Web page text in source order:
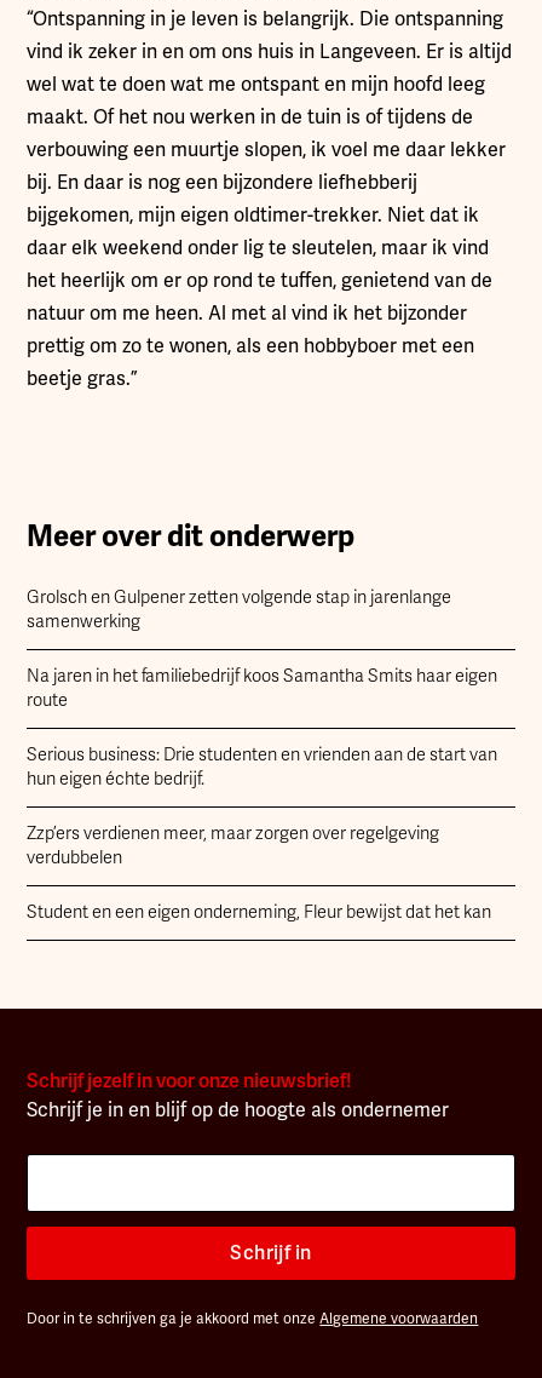
“Ontspanning in je leven is belangrijk. Die ontspanning
vind ik zeker in en om ons huis in Langeveen. Er is altijd
wel wat te doen wat me ontspant en mijn hoofd leeg
maakt. Of het nou werken in de tuin is of tijdens de
verbouwing een muurtje slopen, ik voel me daar lekker
bij. En daar is nog een bijzondere liefhebberij
bijgekomen, mijn eigen oldtimer-trekker. Niet dat ik
daar elk weekend onder lig te sleutelen, maar ik vind
het heerlijk om er op rond te tuffen, genietend van de
natuur om me heen. Al met al vind ik het bijzonder
prettig om zo te wonen, als een hobbyboer met een
beetje gras.”
Meer over dit onderwerp
Grolsch en Gulpener zetten volgende stap in jarenlange
samenwerking
Na jaren in het familiebedrijf koos Samantha Smits haar eigen
route
Serious business: Drie studenten en vrienden aan de start van
hun eigen échte bedrijf.
Zzp’ers verdienen meer, maar zorgen over regelgeving
verdubbelen
Student en een eigen onderneming, Fleur bewijst dat het kan
Schrijf jezelf in voor onze nieuwsbrief!
Schrijf je in en blijf op de hoogte als ondernemer
Schrijf in
Door in te schrijven ga je akkoord met onzeAlgemene voorwaarden